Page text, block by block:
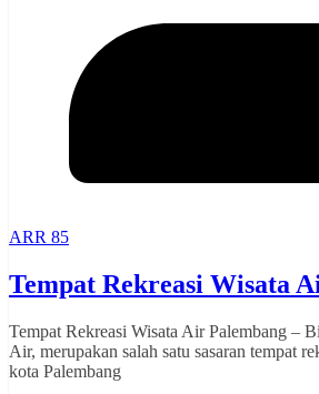
ARR 85
Tempat Rekreasi Wisata
Tempat Rekreasi Wisata Air Palembang –
Air, merupakan salah satu sasaran tempat
kota Palembang